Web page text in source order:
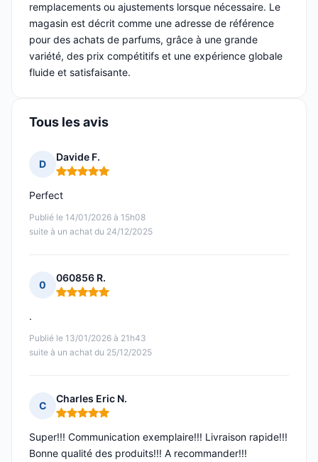
remplacements ou ajustements lorsque nécessaire. Le
magasin est décrit comme une adresse de référence
pour des achats de parfums, grâce à une grande
variété, des prix compétitifs et une expérience globale
fluide et satisfaisante.
Tous les avis
D
Davide F.
Note : 5 sur 5
Publié le 14/01/2026 à 15h08
suite à un achat du 24/12/2025
Perfect
0
060856 R.
Note : 5 sur 5
Publié le 13/01/2026 à 21h43
suite à un achat du 25/12/2025
.
C
Charles Eric N.
Note : 5 sur 5
Super!!! Communication exemplaire!!! Livraison rapide!!!
Bonne qualité des produits!!! A recommander!!!